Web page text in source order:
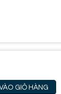
GIỎ HÀNG